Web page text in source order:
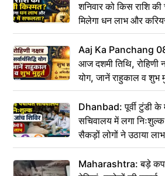
शनिवार को किस राशि
मिलेगा धन लाभ और
Aaj Ka Panchang
आज दशमी तिथि, रोहिणी
योग, जानें राहुकाल व शुभ
Dhanbad: पूर्वी टुंडी के
सचिवालय में लगा
सैकड़ों लोगों ने उठाया लाभ
Maharashtra: बड़े